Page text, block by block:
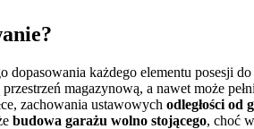
każdego elementu posesji
magazynową, a nawet może
zachowania ustawowych odległości od
budowa garażu wolno stojącego, choć